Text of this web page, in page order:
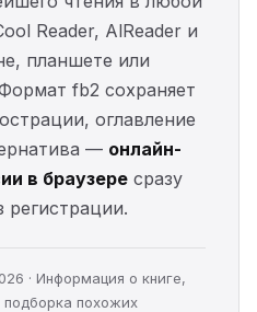
Reader, AlReader и
планшете или
fb2 сохраняет
оглавление
— онлайн-
в браузере сразу
регистрации.
· Информация о книге,
подборка похожих